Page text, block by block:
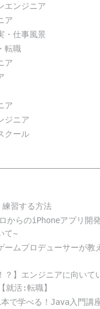
エンジニア
ア
・仕事風景
転職
ア
ア
ジニア
クール
練習する方法
ロからのiPhoneアプリ
て~
ームプロデューサーが教
？】エンジニアに向いて
就活:転職】
本で学べる！Java入門講